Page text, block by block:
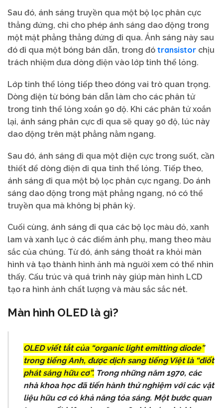
Sau đó, ánh sáng truyền qua một bộ lọc phân cực
thẳng đứng, chỉ cho phép ánh sáng dao động trong
một mặt phẳng thẳng đứng đi qua. Ánh sáng này sau
đó đi qua một bóng bán dẫn, trong đó transistor chịu
trách nhiệm đưa dòng điện vào lớp tinh thể lỏng.
Lớp tinh thể lỏng tiếp theo đóng vai trò quan trọng.
Dòng điện từ bóng bán dẫn làm cho các phân tử
trong tinh thể lỏng xoắn 90 độ. Khi các phân tử xoắn
lại, ánh sáng phân cực đi qua sẽ quay 90 độ, lúc này
dao động trên mặt phẳng nằm ngang.
Sau đó, ánh sáng đi qua một điện cực trong suốt, cần
thiết để dòng điện đi qua tinh thể lỏng. Tiếp theo,
ánh sáng đi qua một bộ lọc phân cực ngang. Do ánh
sáng dao động trong mặt phẳng ngang, nó có thể
truyền qua mà không bị phân kỳ.
Cuối cùng, ánh sáng đi qua các bộ lọc màu đỏ, xanh
lam và xanh lục ở các điểm ảnh phụ, mang theo màu
sắc của chúng. Từ đó, ánh sáng thoát ra khỏi màn
hình và tạo thành hình ảnh mà người xem có thể nhìn
thấy. Cấu trúc và quá trình này giúp màn hình LCD
tạo ra hình ảnh chất lượng và màu sắc sắc nét.
Màn hình OLED là gì?
OLED viết tắt của “organic light emitting diode”
trong tiếng Anh, được dịch sang tiếng Việt là “điốt
phát sáng hữu cơ”.Trong những năm 1970, các
nhà khoa học đã tiến hành thử nghiệm với các vật
liệu hữu cơ có khả năng tỏa sáng. Một bước quan